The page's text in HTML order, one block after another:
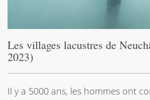
Les villages lacustres de
2023)
Il y a 5000 ans, les hommes ont